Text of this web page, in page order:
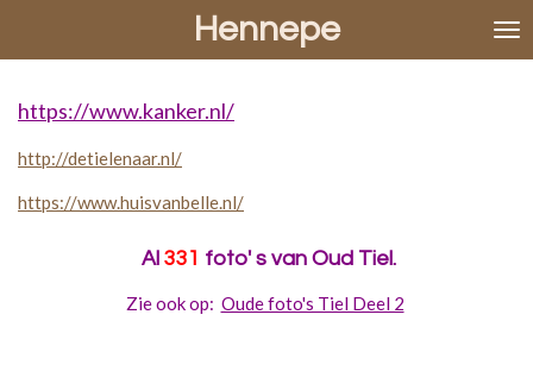
de
hoofdinhoud
Hennepe
https://www.kanker.nl/
http://detielenaar.nl/
https://www.huisvanbelle.nl/
Al 331 foto' s van Oud Tiel.
Zie ook op: Oude foto's Tiel Deel 2